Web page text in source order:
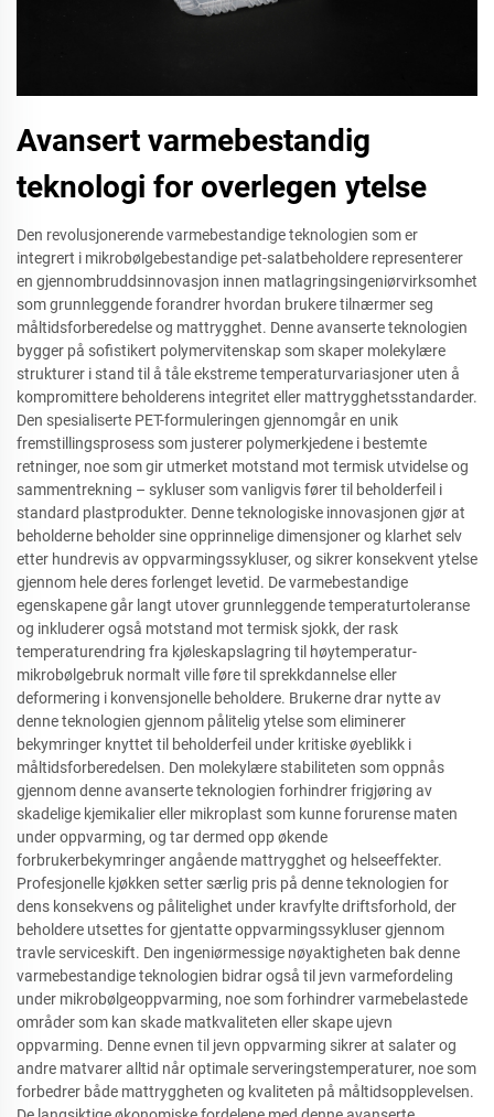
Avansert varmebestandig
teknologi for overlegen ytelse
Den revolusjonerende varmebestandige teknologien som er
integrert i mikrobølgebestandige pet-salatbeholdere representerer
en gjennombruddsinnovasjon innen matlagringsingeniørvirksomhet
som grunnleggende forandrer hvordan brukere tilnærmer seg
måltidsforberedelse og mattrygghet. Denne avanserte teknologien
bygger på sofistikert polymervitenskap som skaper molekylære
strukturer i stand til å tåle ekstreme temperaturvariasjoner uten å
kompromittere beholderens integritet eller mattrygghetsstandarder.
Den spesialiserte PET-formuleringen gjennomgår en unik
fremstillingsprosess som justerer polymerkjedene i bestemte
retninger, noe som gir utmerket motstand mot termisk utvidelse og
sammentrekning – sykluser som vanligvis fører til beholderfeil i
standard plastprodukter. Denne teknologiske innovasjonen gjør at
beholderne beholder sine opprinnelige dimensjoner og klarhet selv
etter hundrevis av oppvarmingssykluser, og sikrer konsekvent ytelse
gjennom hele deres forlenget levetid. De varmebestandige
egenskapene går langt utover grunnleggende temperaturtoleranse
og inkluderer også motstand mot termisk sjokk, der rask
temperaturendring fra kjøleskapslagring til høytemperatur-
mikrobølgebruk normalt ville føre til sprekkdannelse eller
deformering i konvensjonelle beholdere. Brukerne drar nytte av
denne teknologien gjennom pålitelig ytelse som eliminerer
bekymringer knyttet til beholderfeil under kritiske øyeblikk i
måltidsforberedelsen. Den molekylære stabiliteten som oppnås
gjennom denne avanserte teknologien forhindrer frigjøring av
skadelige kjemikalier eller mikroplast som kunne forurense maten
under oppvarming, og tar dermed opp økende
forbrukerbekymringer angående mattrygghet og helseeffekter.
Profesjonelle kjøkken setter særlig pris på denne teknologien for
dens konsekvens og pålitelighet under kravfylte driftsforhold, der
beholdere utsettes for gjentatte oppvarmingssykluser gjennom
travle serviceskift. Den ingeniørmessige nøyaktigheten bak denne
varmebestandige teknologien bidrar også til jevn varmefordeling
under mikrobølgeoppvarming, noe som forhindrer varmebelastede
områder som kan skade matkvaliteten eller skape ujevn
oppvarming. Denne evnen til jevn oppvarming sikrer at salater og
andre matvarer alltid når optimale serveringstemperaturer, noe som
forbedrer både mattryggheten og kvaliteten på måltidsopplevelsen.